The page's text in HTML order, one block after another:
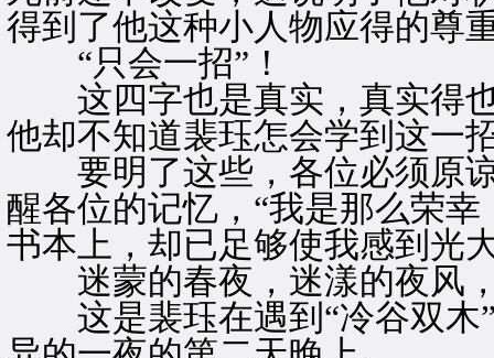
得到了他这种小人物应得的尊
“只会一招”！
这四字也是真实，真实得也
他却不知道裴珏怎会学到这一
要明了这些，各位必须原谅
醒各位的记忆，“我是那么荣
书本上，却已足够使我感到光
迷蒙的春夜，迷漾的夜风
这是裴珏在遇到“冷谷双木”